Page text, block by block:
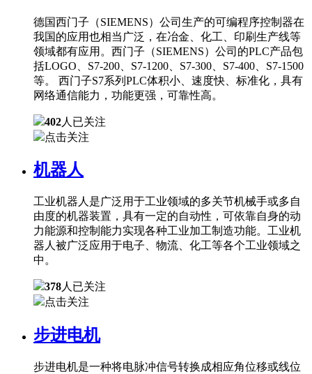
德国西门子（SIEMENS）公司生产的可编程序控制器在
我国的应用也相当广泛，在冶金、化工、印刷生产线等
领域都有应用。西门子（SIEMENS）公司的PLC产品包
括LOGO、S7-200、S7-1200、S7-300、S7-400、S7-1500
等。 西门子S7系列PLC体积小、速度快、标准化，具有
网络通信能力，功能更强，可靠性高。
402人已关注
点击关注
机器人
工业机器人是广泛用于工业领域的多关节机械手或多自
由度的机器装置，具有一定的自动性，可依靠自身的动
力能源和控制能力实现各种工业加工制造功能。工业机
器人被广泛应用于电子、物流、化工等各个工业领域之
中。
378人已关注
点击关注
步进电机
步进电机是一种将电脉冲信号转换成相应角位移或线位